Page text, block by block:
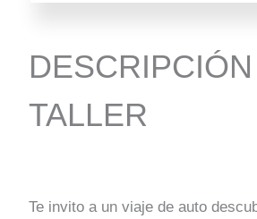
TALLER
Te invito a un viaje de auto